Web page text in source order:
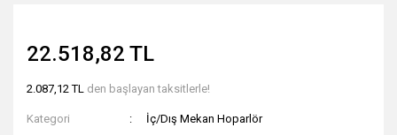
22.518,82 TL
2.087,12 TL den başlayan taksitlerle!
Kategori
İç/Dış Mekan Hoparlör